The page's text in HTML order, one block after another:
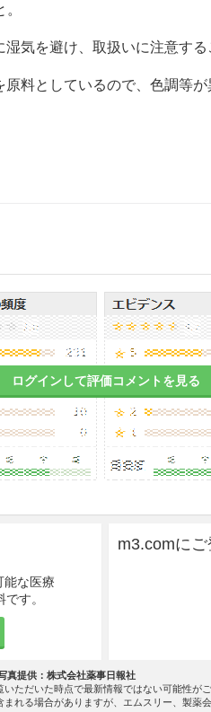
気を避け、取扱いに注意する
料としているので、色調等が
ログインして評価コメントを見る
能な医療
す。
m3.comに
真提供：株式会社薬事日報社
ただいた時点で最新情報ではない可能性が
れる場合がありますが、エムスリー、製薬